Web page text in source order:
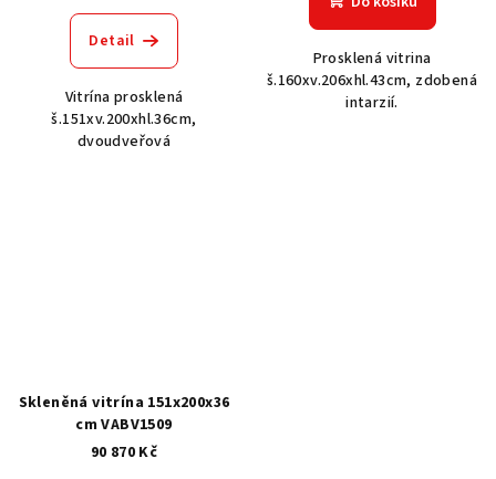
Detail
Vitrína prosklená
š.151xv.200xhl.36cm,
dvoudveřová
Prosklená vitrina
š.160xv.206xhl.43cm, zdobená
intarzií.
Skleněná vitrína 151x200x36
cm VABV1509
90 870 Kč